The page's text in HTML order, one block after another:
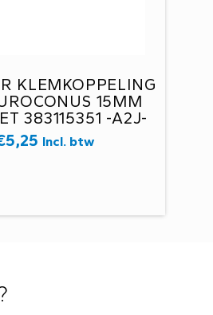
KLEMKOPPELING
15MM
383115351 -A2J-
5,25 Incl. btw